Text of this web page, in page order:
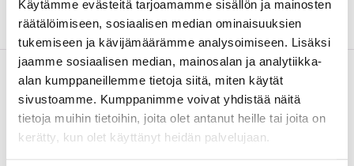
Käytämme evästeitä tarjoamamme sisällön ja mainosten
räätälöimiseen, sosiaalisen median ominaisuuksien
tukemiseen ja kävijämäärämme analysoimiseen. Lisäksi
jaamme sosiaalisen median, mainosalan ja analytiikka-
alan kumppaneillemme tietoja siitä, miten käytät
sivustoamme. Kumppanimme voivat yhdistää näitä
tietoja muihin tietoihin, joita olet antanut heille tai joita on
kerätty, kun olet käyttänyt heidän palvelujaan.
Lue seuraavaksi